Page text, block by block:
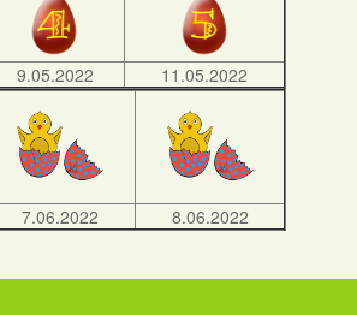
9.05.2022 11.05.2022
7.06.2022 8.06.2022